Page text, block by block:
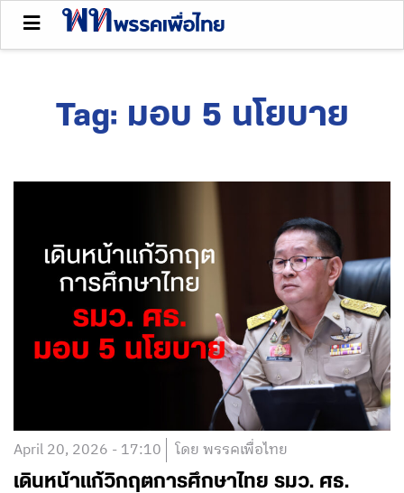
Tag: มอบ 5 นโยบาย
April 20, 2026 - 17:10 โดย พรรคเพื่อไทย
เดินหน้าแก้วิกฤตการศึกษาไทย รมว. ศธ.